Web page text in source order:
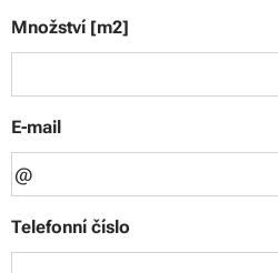
Množství [m2]
E-mail
Telefonní číslo